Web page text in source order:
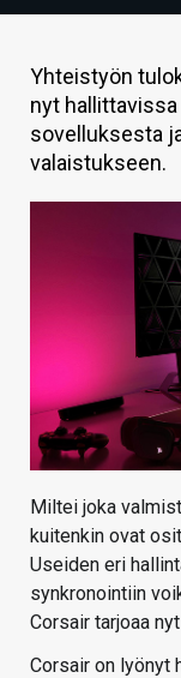
TECHBBS
TIETOA
HINTA.FI
KAUPPA
Yhteistyön
nyt
sovelluksesta
valaistukseen.
Miltei joka
kuitenkin ovat
Useiden eri
synkronointiin
Corsair tarjoaa
Corsair on lyönyt